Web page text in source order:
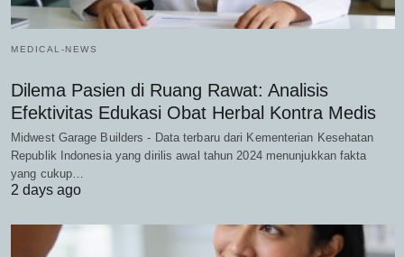
MEDICAL-NEWS
Dilema Pasien di Ruang Rawat: Analisis
Efektivitas Edukasi Obat Herbal Kontra Medis
Midwest Garage Builders - Data terbaru dari Kementerian Kesehatan
Republik Indonesia yang dirilis awal tahun 2024 menunjukkan fakta
yang cukup…
2 days ago